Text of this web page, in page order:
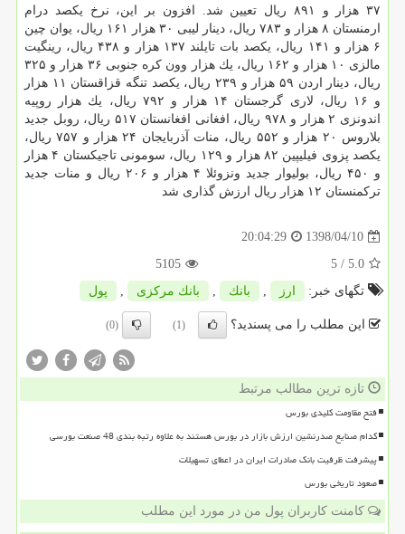
۳۷ هزار و ۸۹۱ ریال تعیین شد. افزون بر این، نرخ یكصد درام
ارمنستان ۸ هزار و ۷۸۳ ریال، دینار لیبی ۳۰ هزار ۱۶۱ ریال، یوان چین
۶ هزار و ۱۴۱ ریال، یكصد بات تایلند ۱۳۷ هزار و ۴۳۸ ریال، رینگیت
مالزی ۱۰ هزار و ۱۶۲ ریال، یك هزار وون كره جنوبی ۳۶ هزار و ۳۲۵
ریال، دینار اردن ۵۹ هزار و ۲۳۹ ریال، یكصد تنگه قزاقستان ۱۱ هزار
و ۱۶ ریال، لاری گرجستان ۱۴ هزار و ۷۹۲ ریال، یك هزار روپیه
اندونزی ۲ هزار و ۹۷۸ ریال، افغانی افغانستان ۵۱۷ ریال، روبل جدید
بلاروس ۲۰ هزار و ۵۵۲ ریال، منات آذربایجان ۲۴ هزار و ۷۵۷ ریال،
یكصد پزوی فیلیپین ۸۲ هزار و ۱۲۹ ریال، سومونی تاجیكستان ۴ هزار
و ۴۵۰ ریال، بولیوار جدید ونزوئلا ۴ هزار و ۲۰۶ ریال و منات جدید
تركمنستان ۱۲ هزار ریال ارزش گذاری شد
1398/04/10
20:04:29
5.0
/ 5
5105
تگهای خبر:
ارز , بانك , بانك مركزی , پول
این مطلب را می پسندید؟ (1)
(0)
تازه ترین مطالب مرتبط
فتح مقاومت کلیدی بورس
کدام صنایع صدرنشین ارزش بازار در بورس هستند به علاوه رتبه بندی 48 صنعت بورسی
پیشرفت ظرفیت بانک صادرات ایران در اعطای تسهیلات
صعود تاریخی بورس
کامنت کاربران پول من در مورد این مطلب